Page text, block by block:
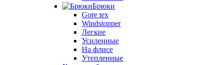
Брюки
Gore tex
Windstopper
Легкие
Усиленные
На флисе
Утепленные